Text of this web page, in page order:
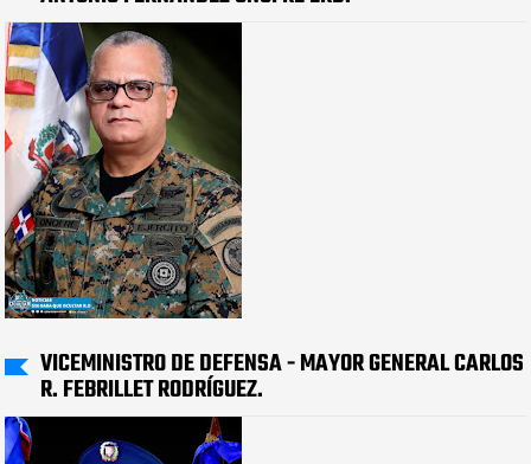
VICEMINISTRO DE DEFENSA - MAYOR GENERAL CARLOS
R. FEBRILLET RODRÍGUEZ.